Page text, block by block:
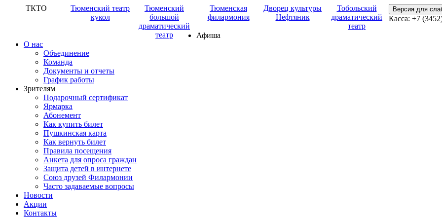
ТКТО
Тюменский театр
кукол
Тюменский
большой
драматический
театр
Тюменская
филармония
Дворец культуры
Нефтяник
Тобольский
драматический
театр
Версия для
Касса: +7
Афиша
О нас
Объединение
Команда
Документы и отчеты
График работы
Зрителям
Подарочный сертификат
Ярмарка
Абонемент
Как купить билет
Пушкинская карта
Как вернуть билет
Правила посещения
Анкета для опроса граждан
Защита детей в интернете
Союз друзей Филармонии
Часто задаваемые вопросы
Новости
Акции
Контакты